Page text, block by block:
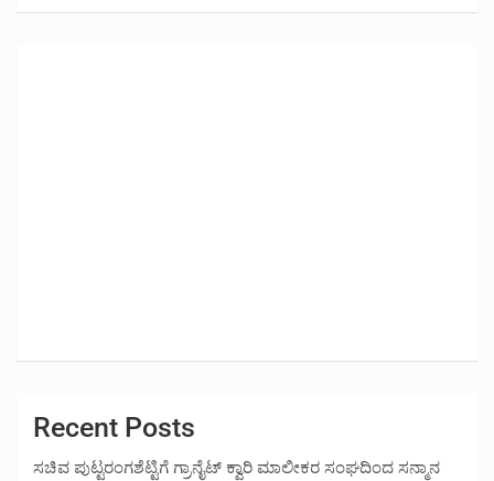
Recent Posts
ಸಚಿವ ಪುಟ್ಟರಂಗಶೆಟ್ಟಿಗೆ ಗ್ರಾನೈಟ್ ಕ್ವಾರಿ ಮಾಲೀಕರ ಸಂಘದಿಂದ ಸನ್ಮಾನ